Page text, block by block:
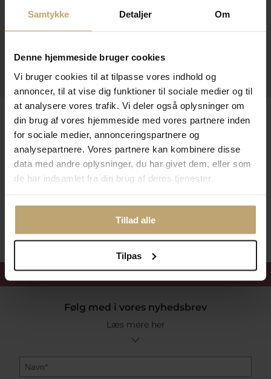
Samtykke Detaljer Om
Denne hjemmeside bruger cookies
Vi bruger cookies til at tilpasse vores indhold og
annoncer, til at vise dig funktioner til sociale medier og til
at analysere vores trafik. Vi deler også oplysninger om
din brug af vores hjemmeside med vores partnere inden
for sociale medier, annonceringspartnere og
analysepartnere. Vores partnere kan kombinere disse
data med andre oplysninger, du har givet dem, eller som
de har indsamlet fra din brug af deres tjenester.
Tillad alle
Tilpas
Åbningstider I Butikken
Information
Praktiske Sider
Leveringsmuligheder
Betalingsmuligheder
Sikker Og Tryg E-Handel
Få 15%velkomstrabat
Følg med i vores nyhedsbrev
Læs mere her